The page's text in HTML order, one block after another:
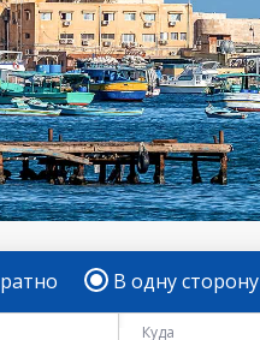
В одну сторону
Куда